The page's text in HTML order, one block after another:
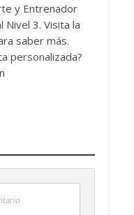
y Entrenador
Nivel 3. Visita la
saber más.
personalizada?